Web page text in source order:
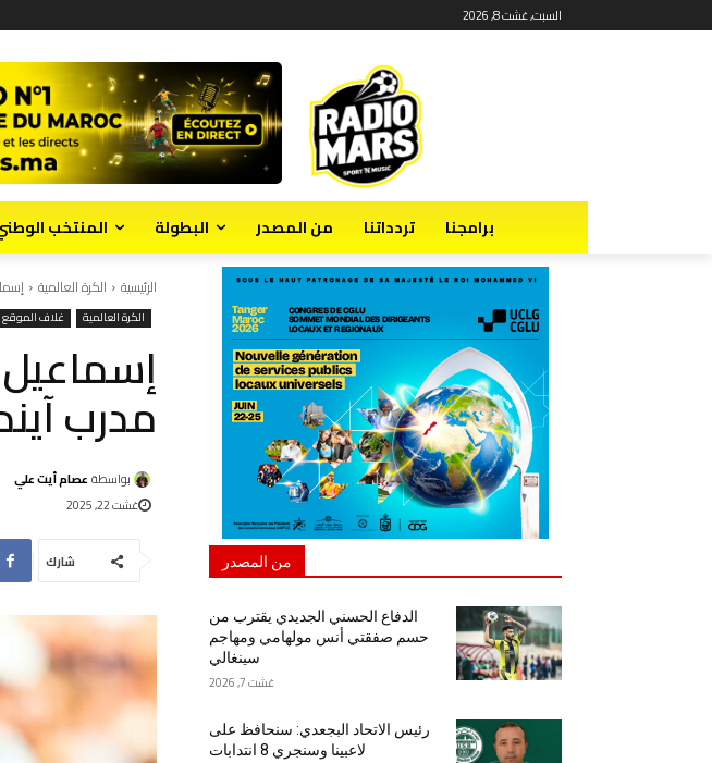
السبت, غشت 8, 2026
برامجنا تردداتنا من المصدر البطولة المنتخب
الرئيسية الكرة العالمية
الكرة العالمية غلاف الموقع
مدرب
بواسطة عصام أيت علي
غشت 22, 2025
شارك من المصدر
الدفاع الحسني الجديدي يقترب من
حسم صفقتي أنس مولهامي ومهاجم
سينغالي
غشت 7, 2026
رئيس الاتحاد البجعدي: سنحافظ على
لاعبينا وسنجري 8 انتدابات